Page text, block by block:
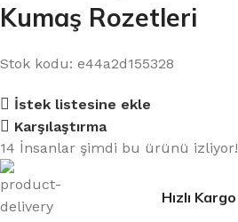
Kumaş Rozetleri
Stok kodu: e44a2d155328
İstek listesine ekle
Karşılaştırma
14 İnsanlar şimdi bu ürünü izliyor!
Hızlı Kargo